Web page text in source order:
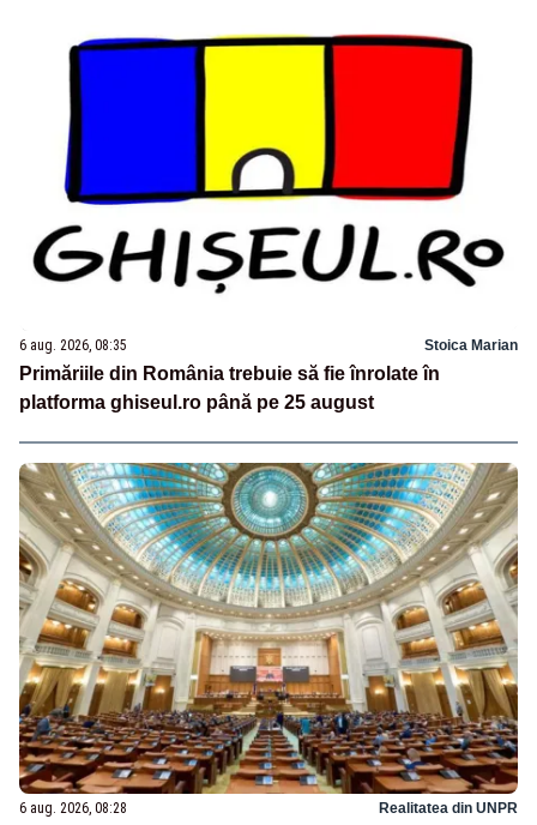
6 aug. 2026, 08:35 Stoica Marian
Primăriile din România trebuie să fie înrolate în
platforma ghiseul.ro până pe 25 august
6 aug. 2026, 08:28 Realitatea din UNPR